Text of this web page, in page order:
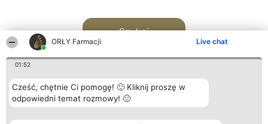
ORŁY Farmacji Live chat
01:52
Cześć, chętnie Ci pomogę! 🙂 Kliknij proszę w
odpowiedni temat rozmowy! 🙂
Szukaj
Organizator plebiscytu Plebiscyt Kontakt